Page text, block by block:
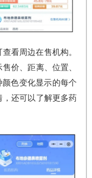
看周边在售机构。
价、距离、位置、
颜色变化显示的每个
还可以了解更多药